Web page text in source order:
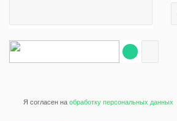
Я согласен на обработку персональных данных